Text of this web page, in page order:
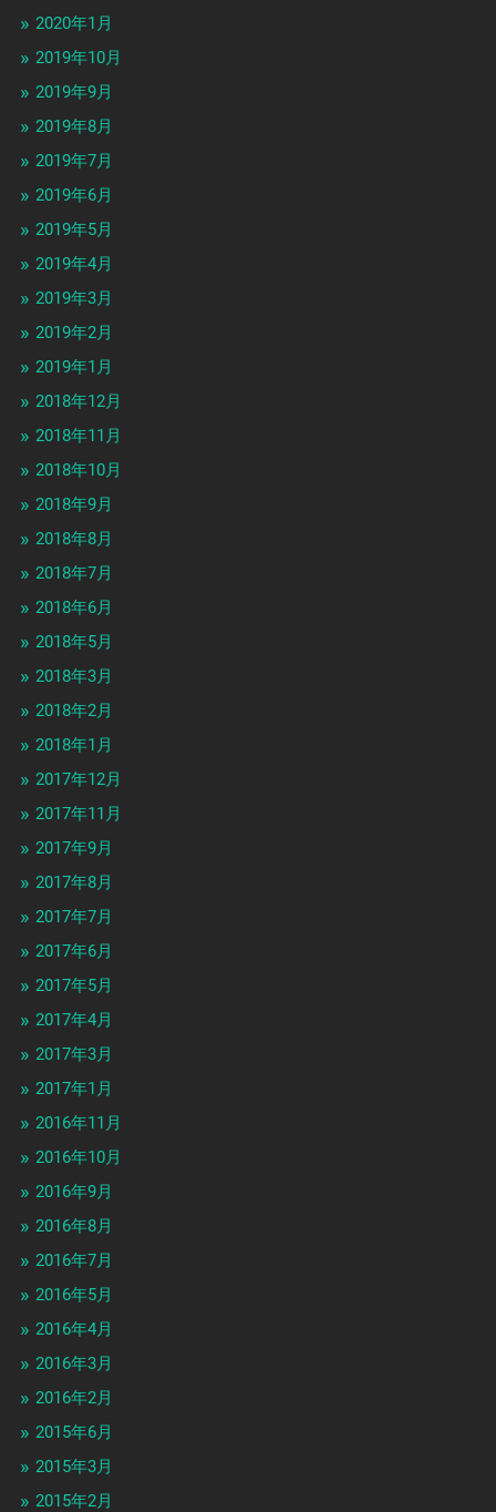
2020年1月
2019年10月
2019年9月
2019年8月
2019年7月
2019年6月
2019年5月
2019年4月
2019年3月
2019年2月
2019年1月
2018年12月
2018年11月
2018年10月
2018年9月
2018年8月
2018年7月
2018年6月
2018年5月
2018年3月
2018年2月
2018年1月
2017年12月
2017年11月
2017年9月
2017年8月
2017年7月
2017年6月
2017年5月
2017年4月
2017年3月
2017年1月
2016年11月
2016年10月
2016年9月
2016年8月
2016年7月
2016年5月
2016年4月
2016年3月
2016年2月
2015年6月
2015年3月
2015年2月